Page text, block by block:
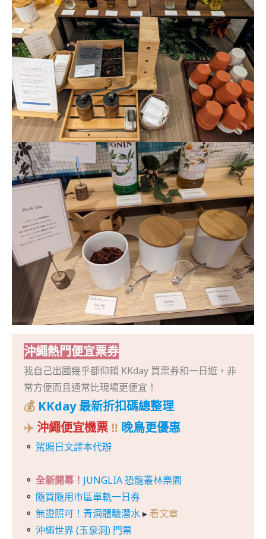
沖繩熱門便宜票券
我自己出國幾乎都仰賴 KKday 買票券和一日遊，非
常方便而且通常比現場更便宜！
💰 KKday 最新折扣碼總整理
✈️沖繩便宜機票 ‼️ 晚鳥更優惠
。 駕照日文譯本代辦
。 全新開幕！ JUNGLIA 恐龍叢林樂園
。 隨買隨用市區單軌一日券
。 無證照可！青洞體驗潛水▸ 看文章
。 沖繩世界 (玉泉洞) 門票